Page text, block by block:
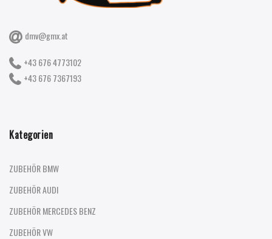
dmv@gmx.at
+43 676 4773102
+43 676 7367193
Kategorien
ZUBEHÖR BMW
ZUBEHÖR AUDI
ZUBEHÖR MERCEDES BENZ
ZUBEHÖR VW